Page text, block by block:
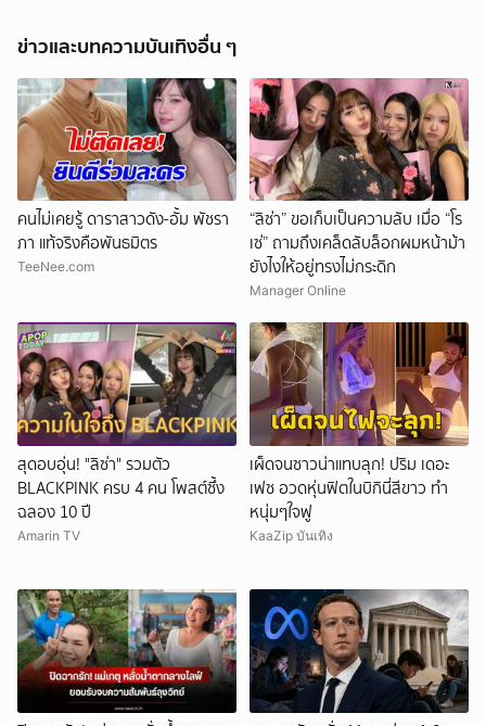
ข่าวและบทความบันเทิงอื่น ๆ
คนไม่เคยรู้ ดาราสาวดัง-อั้ม พัชรา
ภา แท้จริงคือพันธมิตร
TeeNee.com
“ลิซ่า” ขอเก็บเป็นความลับ เมื่อ “โร
เซ่” ถามถึงเคล็ดลับล็อกผมหน้าม้า
ยังไงให้อยู่ทรงไม่กระดิก
Manager Online
สุดอบอุ่น! "ลิซ่า" รวมตัว
BLACKPINK ครบ 4 คน โพสต์ซึ้ง
ฉลอง 10 ปี
Amarin TV
เผ็ดจนซาวน่าแทบลุก! ปริม เดอะ
เฟซ อวดหุ่นฟิตในบิกินี่สีขาว ทำ
หนุ่มๆใจฟู
KaaZip บันเทิง